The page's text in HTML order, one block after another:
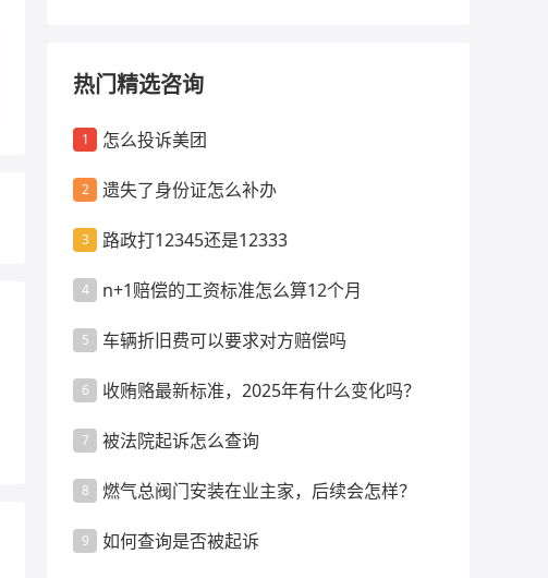
热门精选咨询
1 怎么投诉美团
2 遗失了身份证怎么补办
3 路政打12345还是12333
4 n+1赔偿的工资标准怎么算12个月
5 车辆折旧费可以要求对方赔偿吗
6 收贿赂最新标准，2025年有什么变化吗？
7 被法院起诉怎么查询
8 燃气总阀门安装在业主家，后续会怎样？
9 如何查询是否被起诉